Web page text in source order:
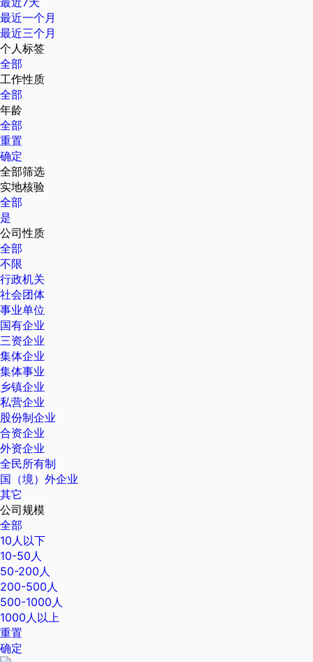
最近一个月
最近三个月
个人标签
全部
工作性质
全部
年龄
全部
重置
确定
全部筛选
实地核验
全部
是
公司性质
全部
不限
行政机关
社会团体
事业单位
国有企业
三资企业
集体企业
集体事业
乡镇企业
私营企业
股份制企业
合资企业
外资企业
全民所有制
国（境）外企业
其它
公司规模
全部
10人以下
10-50人
50-200人
200-500人
500-1000人
1000人以上
重置
确定